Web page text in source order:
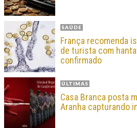
SAÚDE
França recomenda
de turista com
confirmado
ÚLTIMAS
Casa Branca posta
Aranha capturando